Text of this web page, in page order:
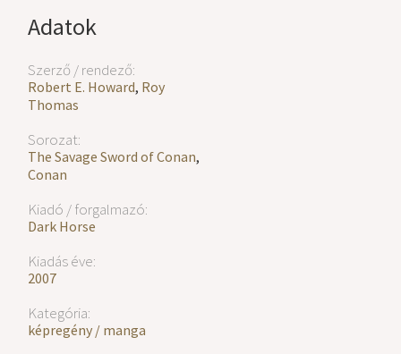
Adatok
Szerző / rendező:
Robert E. Howard, Roy
Thomas
Sorozat:
The Savage Sword of Conan,
Conan
Kiadó / forgalmazó:
Dark Horse
Kiadás éve:
2007
Kategória:
képregény / manga